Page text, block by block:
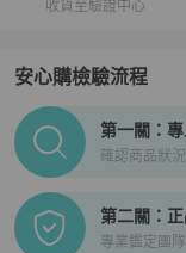
收貨至驗證中心
安心購檢驗流程
PopChill拍拍圈正
第一關：
確認商品狀
第二關：
專業鑑定團